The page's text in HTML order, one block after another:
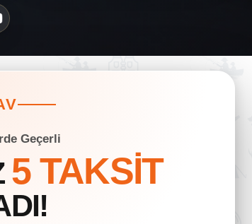
Geçerli
5 TAKSİT